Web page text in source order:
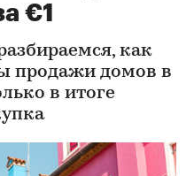
€1
как
продажи домов в
в итоге